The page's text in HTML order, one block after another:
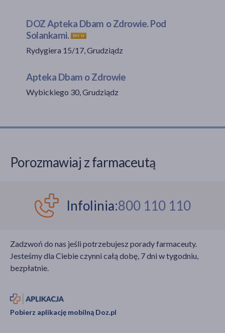
DOZ Apteka Dbam o Zdrowie. Pod
Solankami.
Rydygiera 15/17, Grudziądz
Apteka Dbam o Zdrowie
Wybickiego 30, Grudziądz
Porozmawiaj z farmaceutą
Infolinia:800 110 110
Zadzwoń do nas jeśli potrzebujesz porady farmaceuty.
Jesteśmy dla Ciebie czynni całą dobę, 7 dni w tygodniu,
bezpłatnie.
Pobierz aplikację mobilną Doz.pl